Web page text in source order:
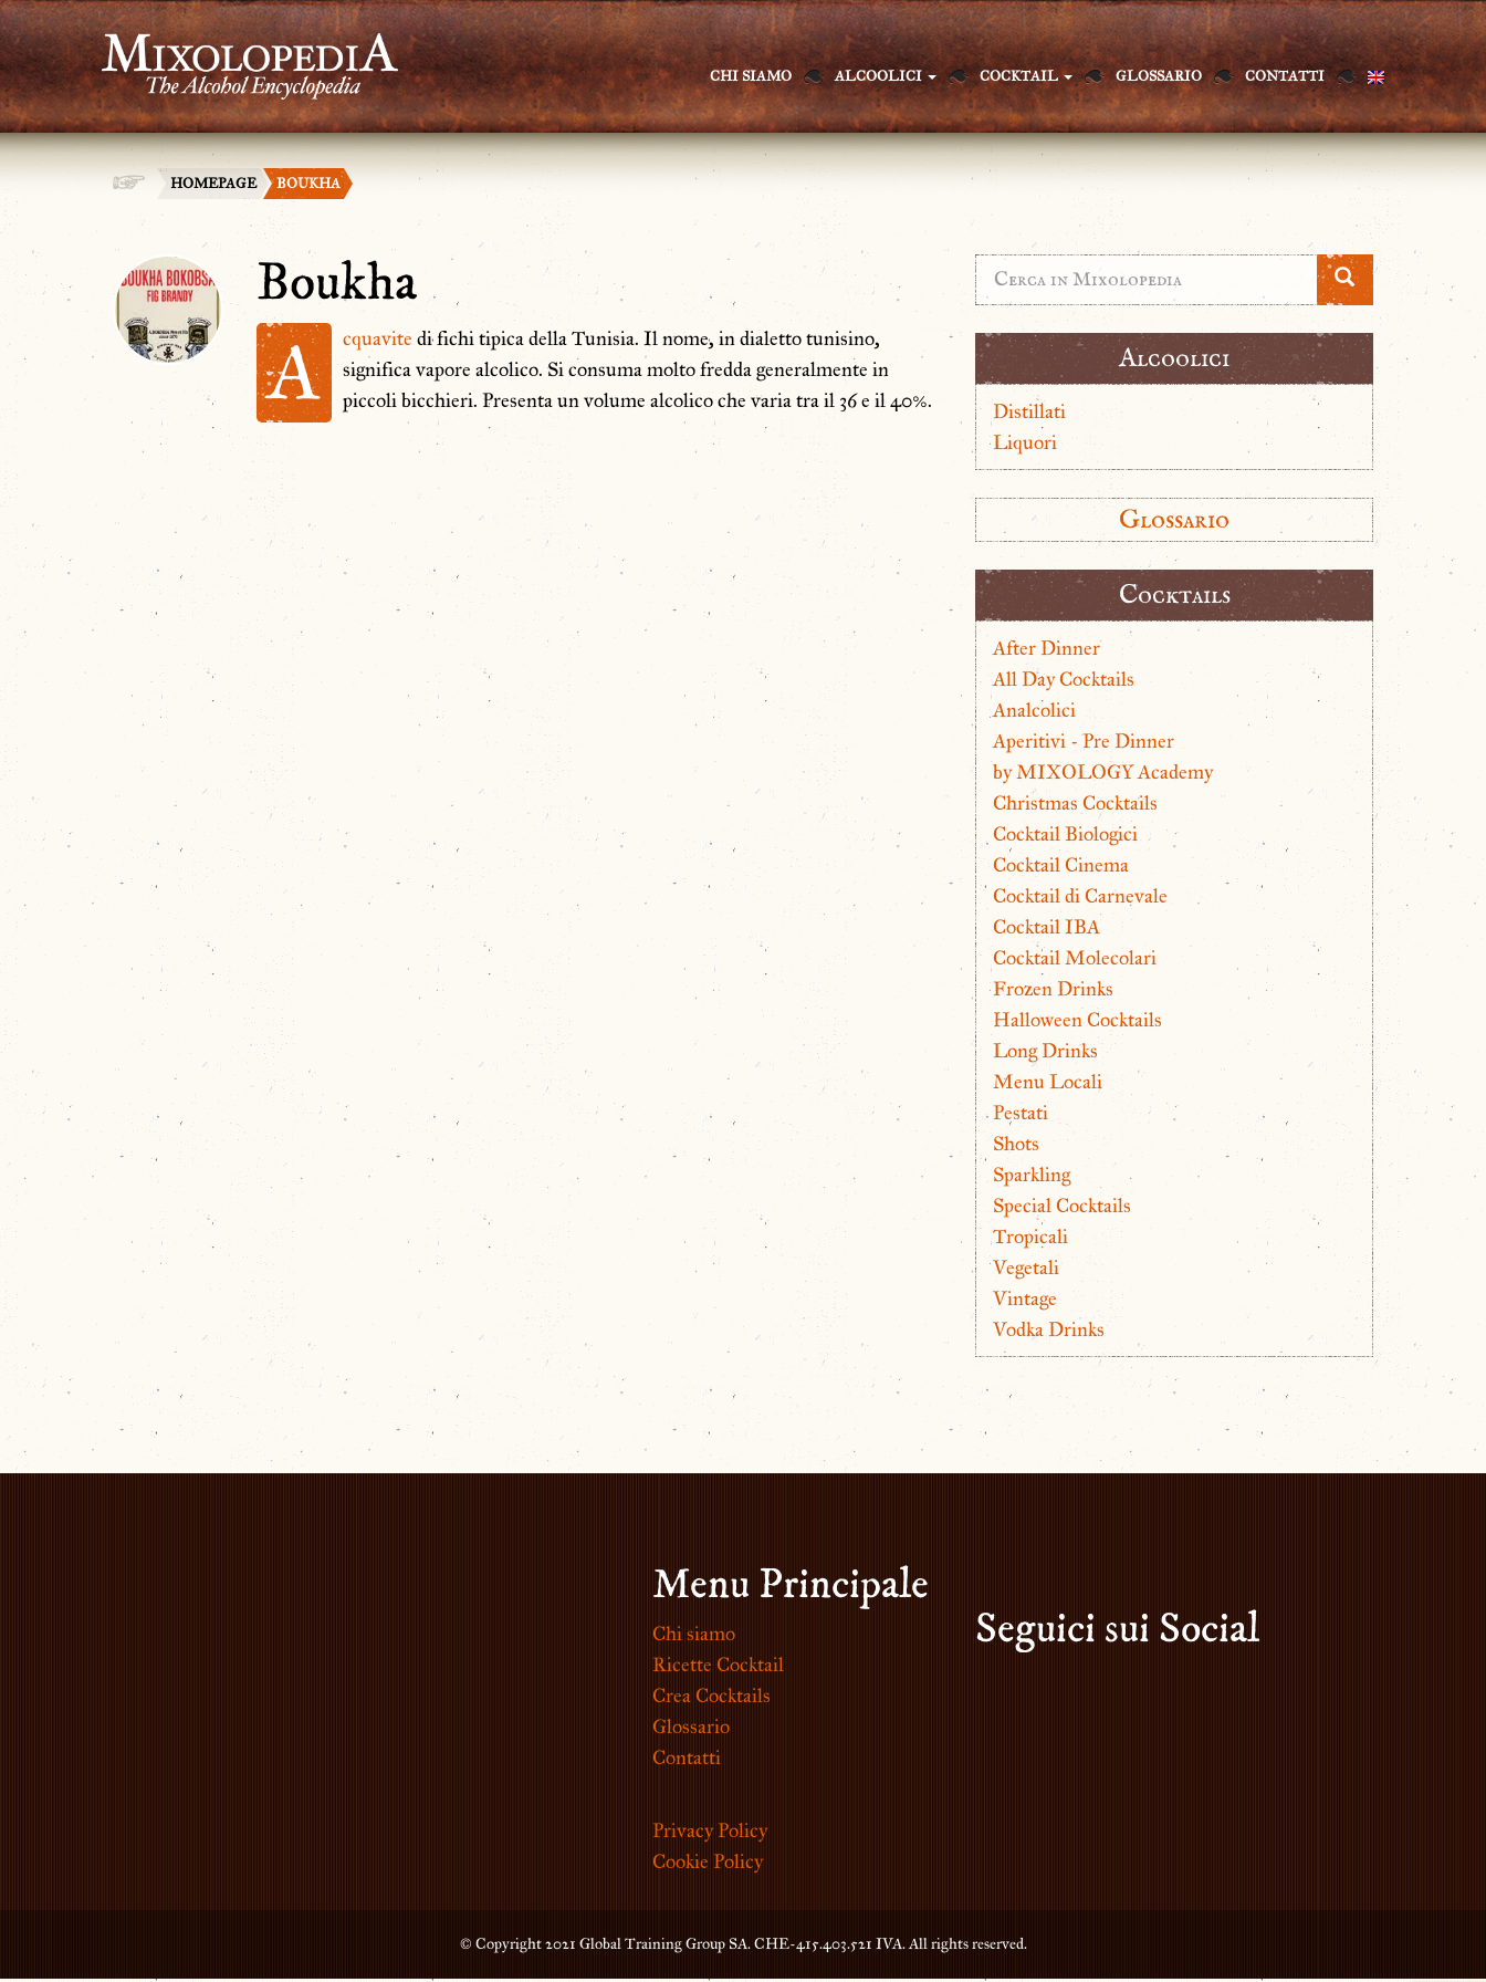
CHI SIAMO ALCOOLICI COCKTAIL GLOSSARIO CONTATTI
HOMEPAGE BOUKHA
Boukha
A cquavite di fichi tipica della Tunisia. Il nome, in dialetto tunisino,
significa vapore alcolico. Si consuma molto fredda generalmente in
piccoli bicchieri. Presenta un volume alcolico che varia tra il 36 e il 40%.
Alcoolici
Distillati
Liquori
Glossario
Cocktails
After Dinner
All Day Cocktails
Analcolici
Aperitivi - Pre Dinner
by MIXOLOGY Academy
Christmas Cocktails
Cocktail Biologici
Cocktail Cinema
Cocktail di Carnevale
Cocktail IBA
Cocktail Molecolari
Frozen Drinks
Halloween Cocktails
Long Drinks
Menu Locali
Pestati
Shots
Sparkling
Special Cocktails
Tropicali
Vegetali
Vintage
Vodka Drinks
Menu Principale
Chi siamo
Ricette Cocktail
Crea Cocktails
Glossario
Contatti
Privacy Policy
Cookie Policy
Seguici sui Social
© Copyright 2021 Global Training Group SA. CHE-415.403.521 IVA. All rights reserved.